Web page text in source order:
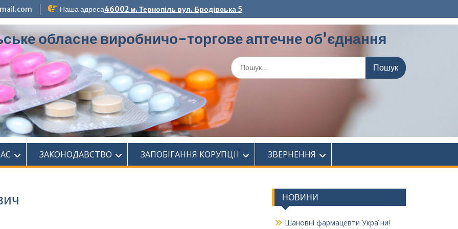
Наша адреса46002 м. Тернопіль вул. Бродівська 5
обласне виробничо-торгове аптечне об’єднання
Шукати:
ЗАКОНОДАВСТВО ЗАПОБІГАННЯ КОРУПЦІЇ ЗВЕРНЕННЯ
НОВИНИ
Шановні фармацевти України!